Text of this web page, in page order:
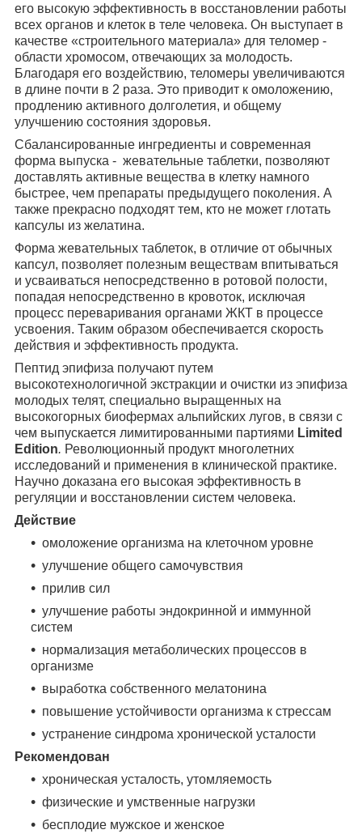
его высокую эффективность в восстановлении работы
всех органов и клеток в теле человека. Он выступает в
качестве «строительного материала» для теломер -
области хромосом, отвечающих за молодость.
Благодаря его воздействию, теломеры увеличиваются
в длине почти в 2 раза. Это приводит к омоложению,
продлению активного долголетия, и общему
улучшению состояния здоровья.
Сбалансированные ингредиенты и современная
форма выпуска - жевательные таблетки, позволяют
доставлять активные вещества в клетку намного
быстрее, чем препараты предыдущего поколения. А
также прекрасно подходят тем, кто не может глотать
капсулы из желатина.
Форма жевательных таблеток, в отличие от обычных
капсул, позволяет полезным веществам впитываться
и усваиваться непосредственно в ротовой полости,
попадая непосредственно в кровоток, исключая
процесс переваривания органами ЖКТ в процессе
усвоения. Таким образом обеспечивается скорость
действия и эффективность продукта.
Пептид эпифиза получают путем
высокотехнологичной экстракции и очистки из эпифиза
молодых телят, специально выращенных на
высокогорных биофермах альпийских лугов, в связи с
чем выпускается лимитированными партиями Limited
Edition. Революционный продукт многолетних
исследований и применения в клинической практике.
Научно доказана его высокая эффективность в
регуляции и восстановлении систем человека.
Действие
омоложение организма на клеточном уровне
улучшение общего самочувствия
прилив сил
улучшение работы эндокринной и иммунной
систем
нормализация метаболических процессов в
организме
выработка собственного мелатонина
повышение устойчивости организма к стрессам
устранение синдрома хронической усталости
Рекомендован
хроническая усталость, утомляемость
физические и умственные нагрузки
бесплодие мужское и женское